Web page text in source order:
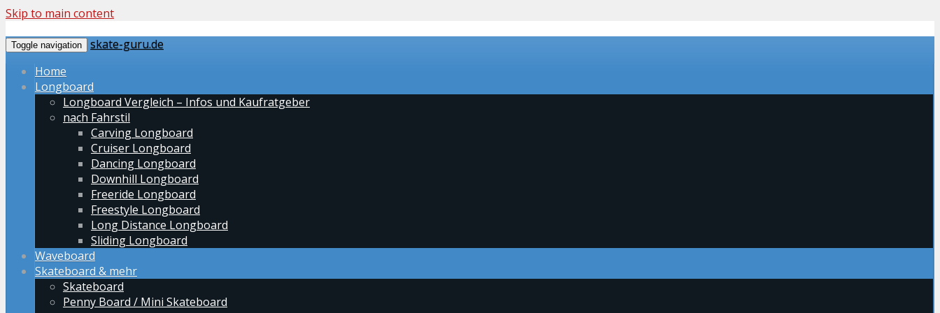
Skip to main content
Toggle navigation
skate-guru.de
Home
Longboard
Longboard Vergleich – Infos und Kaufratgeber
nach Fahrstil
Carving Longboard
Cruiser Longboard
Dancing Longboard
Downhill Longboard
Freeride Longboard
Freestyle Longboard
Long Distance Longboard
Sliding Longboard
Waveboard
Skateboard & mehr
Skateboard
Penny Board / Mini Skateboard